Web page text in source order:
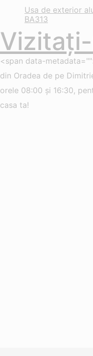
Usa de exterior
BA313
<span data-
din Oradea de pe
orele 08:00 și 16:30,
casa ta!